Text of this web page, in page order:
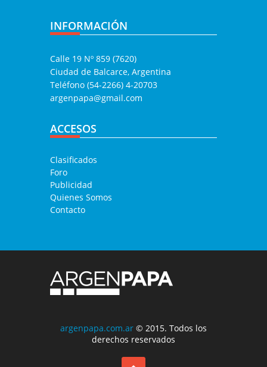
INFORMACIÓN
Calle 19 Nº 859 (7620)
Ciudad de Balcarce, Argentina
Teléfono (54-2266) 4-20703
argenpapa@gmail.com
ACCESOS
Clasificados
Foro
Publicidad
Quienes Somos
Contacto
argenpapa.com.ar © 2015. Todos los
derechos reservados